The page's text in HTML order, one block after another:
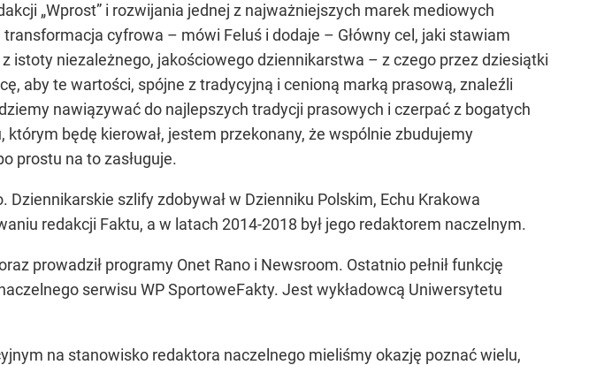
„Wprost” i rozwijania jednej z najważniejszych marek mediowych
cyfrowa – mówi Feluś i dodaje – Główny cel, jaki stawiam
istoty niezależnego, jakościowego dziennikarstwa – z czego przez dziesiątki
aby te wartości, spójne z tradycyjną i cenioną marką prasową, znaleźli
nawiązywać do najlepszych tradycji prasowych i czerpać z bogatych
będę kierował, jestem przekonany, że wspólnie zbudujemy
prostu na to zasługuje.
szlify zdobywał w Dzienniku Polskim, Echu Krakowa
redakcji Faktu, a w latach 2014-2018 był jego redaktorem naczelnym.
prowadził programy Onet Rano i Newsroom. Ostatnio pełnił funkcję
serwisu WP SportoweFakty. Jest wykładowcą Uniwersytetu
na stanowisko redaktora naczelnego mieliśmy okazję poznać wielu,